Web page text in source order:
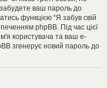
ваш пароль до
функцією “Я забув свій
phpBB. Під час цієї
користувача та ваш e-
згенерує новий пароль до